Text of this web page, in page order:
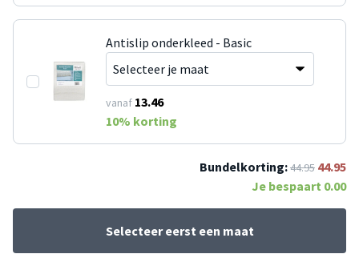
Antislip onderkleed - Basic
vanaf 13.46
10% korting
Bundelkorting:44.95 44.95
Je bespaart 0.00
Selecteer eerst een maat